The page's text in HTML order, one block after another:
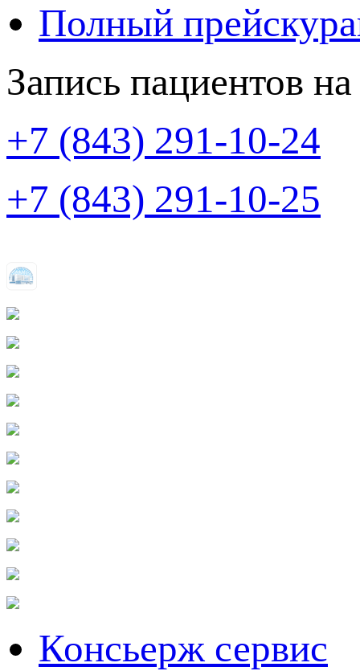
Полный
Запись пациентов
+7 (843) 291-10-24
+7 (843) 291-10-25
Консьерж сервис